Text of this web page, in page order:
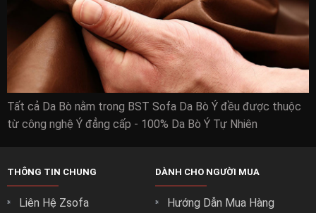
Tất cả Da Bò nằm trong BST Sofa Da Bò Ý đều được thuộc
từ công nghệ Ý đẳng cấp - 100% Da Bò Ý Tự Nhiên
THÔNG TIN CHUNG
Liên Hệ Zsofa
DÀNH CHO NGƯỜI MUA
Hướng Dẫn Mua Hàng